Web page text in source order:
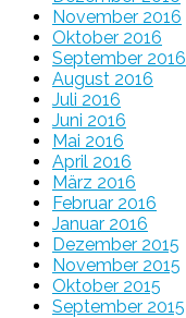
November 2016
Oktober 2016
September 2016
August 2016
Juli 2016
Juni 2016
Mai 2016
April 2016
März 2016
Februar 2016
Januar 2016
Dezember 2015
November 2015
Oktober 2015
September 2015